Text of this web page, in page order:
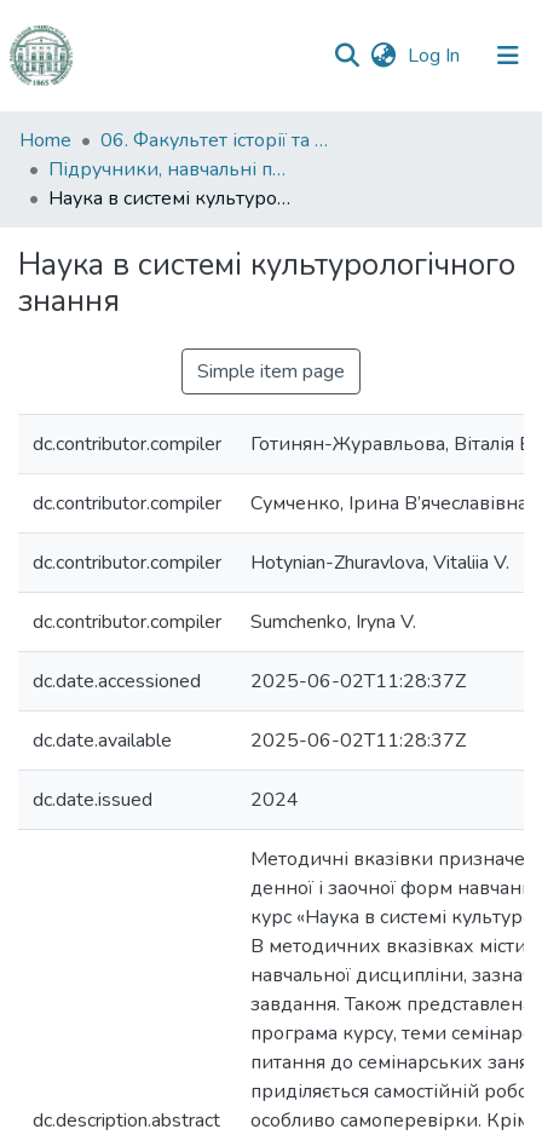
Log In (current)
Communities
&
Collections
Statistics
Home
06. Факультет історії та філософії
Підручники, навчальні посібники та інші науково- та навчально-методичні праці ФІФ
Наука в системі культурологічного знання
Наука в системі культурологічного
знання
Simple item page
dc.contributor.compiler Готинян-Журавльова, Віталія
dc.contributor.compiler Сумченко, Ірина В’ячеславівна
dc.contributor.compiler Hotynian-Zhuravlova, Vitaliia V.
dc.contributor.compiler Sumchenko, Iryna V.
dc.date.accessioned 2025-06-02T11:28:37Z
dc.date.available 2025-06-02T11:28:37Z
dc.date.issued 2024
dc.description.abstract
Методичні вказівки
денної і заочної форм
курс «Наука в системі
В методичних вказівках
навчальної дисципліни,
завдання. Також
програма курсу, теми
питання до семінарських
приділяється самостійній
особливо самоперевірки. Крім